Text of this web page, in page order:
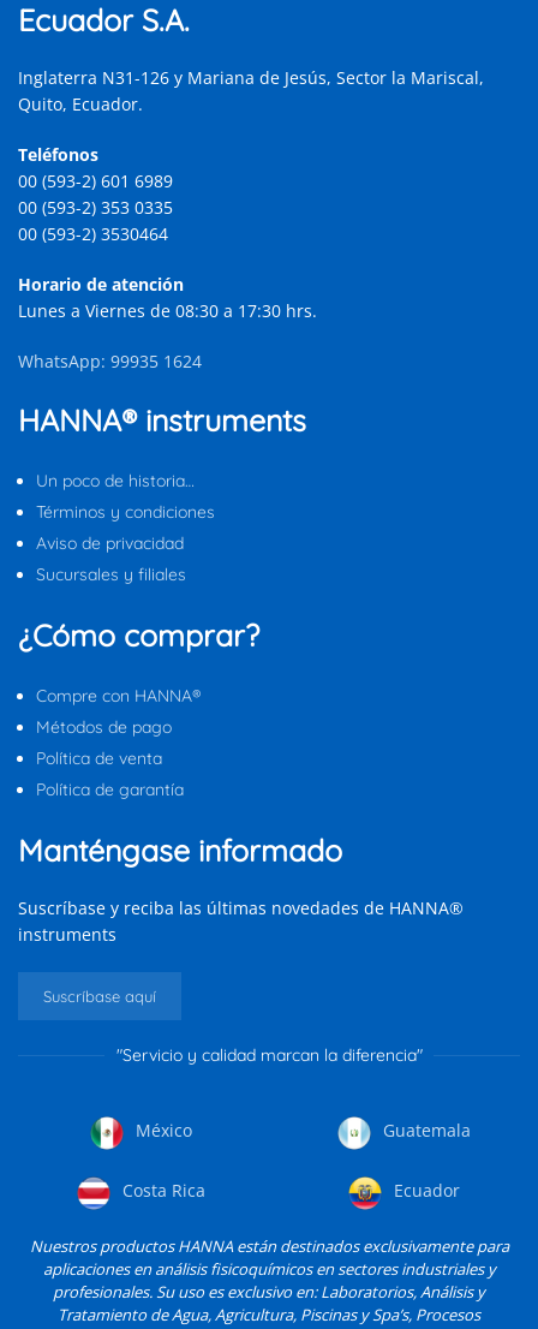
Ecuador S.A.
Inglaterra N31-126 y Mariana de Jesús, Sector la Mariscal,
Quito, Ecuador.
Teléfonos
00 (593-2) 601 6989
00 (593-2) 353 0335
00 (593-2) 3530464
Horario de atención
Lunes a Viernes de 08:30 a 17:30 hrs.
WhatsApp: 99935 1624
HANNA® instruments
Un poco de historia…
Términos y condiciones
Aviso de privacidad
Sucursales y filiales
¿Cómo comprar?
Compre con HANNA®
Métodos de pago
Política de venta
Política de garantía
Manténgase informado
Suscríbase y reciba las últimas novedades de HANNA®
instruments
Suscríbase aquí
"Servicio y calidad marcan la diferencia"
México Guatemala
Costa Rica Ecuador
Nuestros productos HANNA están destinados exclusivamente para
aplicaciones en análisis fisicoquímicos en sectores industriales y
profesionales. Su uso es exclusivo en: Laboratorios, Análisis y
Tratamiento de Agua, Agricultura, Piscinas y Spa’s, Procesos